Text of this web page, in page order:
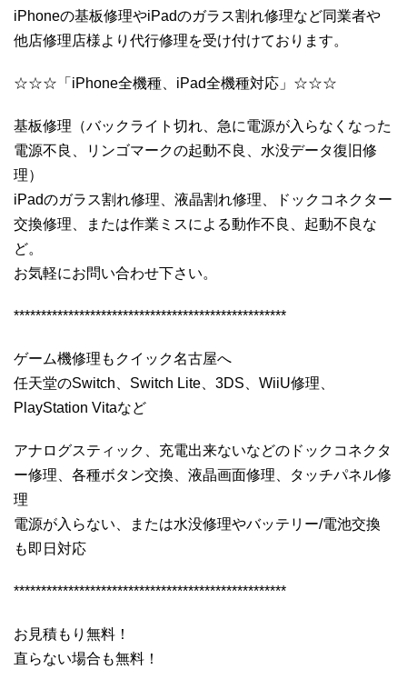
iPhoneの基板修理やiPadのガラス割れ修理など同業者や
他店修理店様より代行修理を受け付けております。
☆☆☆「iPhone全機種、iPad全機種対応」☆☆☆
基板修理（バックライト切れ、急に電源が入らなくなった
電源不良、リンゴマークの起動不良、水没データ復旧修
理）
iPadのガラス割れ修理、液晶割れ修理、ドックコネクター
交換修理、または作業ミスによる動作不良、起動不良な
ど。
お気軽にお問い合わせ下さい。
**************************************************
ゲーム機修理もクイック名古屋へ
任天堂のSwitch、Switch Lite、3DS、WiiU修理、
PlayStation Vitaなど
アナログスティック、充電出来ないなどのドックコネクタ
ー修理、各種ボタン交換、液晶画面修理、タッチパネル修
理
電源が入らない、または水没修理やバッテリー/電池交換
も即日対応
**************************************************
お見積もり無料！
直らない場合も無料！